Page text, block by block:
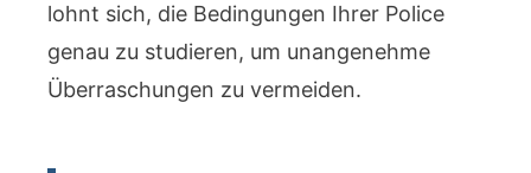
lohnt sich, die Bedingungen Ihrer Police
genau zu studieren, um unangenehme
Überraschungen zu vermeiden.